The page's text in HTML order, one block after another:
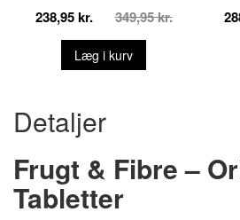
238,95 kr. 349,95 kr.
Læg i kurv
Detaljer
Frugt & Fibre –
Tabletter